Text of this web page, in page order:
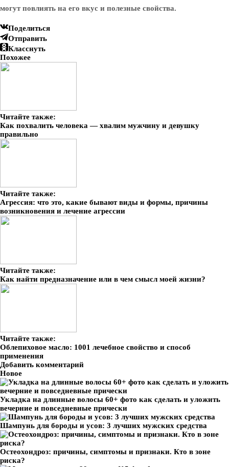
могут повлиять на его вкус и полезные свойства.
Поделиться
Отправить
Класснуть
Похожее
Читайте также:
Как похвалить человека — хвалим мужчину и девушку
правильно
Читайте также:
Агрессия: что это, какие бывают виды и формы, причины
возникновения и лечение агрессии
Читайте также:
Как найти предназначение или в чем смысл моей жизни?
Читайте также:
Облепиховое масло: 1001 лечебное свойство и способ
применения
Добавить комментарий
Новое
Укладка на длинные волосы 60+ фото как сделать и уложить
вечерние и повседневные прически
Шампунь для бороды и усов: 3 лучших мужских средства
Остеохондроз: причины, симптомы и признаки. Кто в зоне
риска?